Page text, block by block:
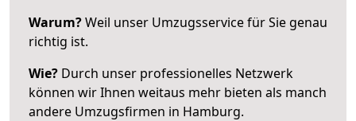
Warum?Weil unser Umzugsservice für Sie genau
richtig ist.
Wie? Durch unser professionelles Netzwerk
können wir Ihnen weitaus mehr bieten als manch
andere Umzugsfirmen in Hamburg.